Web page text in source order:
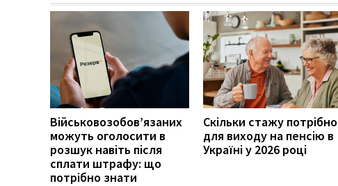
Військовозобов’язаних
можуть оголосити в
розшук навіть після
сплати штрафу: що
потрібно знати
Скільки стажу потрібно
для виходу на пенсію в
Україні у 2026 році